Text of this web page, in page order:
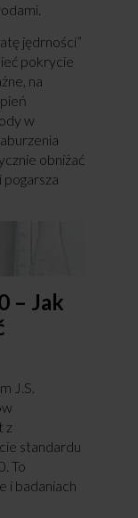
jędrności”
pokrycie
na
w
obniżać
pogarsza
– Jak
J.S.
z
standardu
To
i badaniach